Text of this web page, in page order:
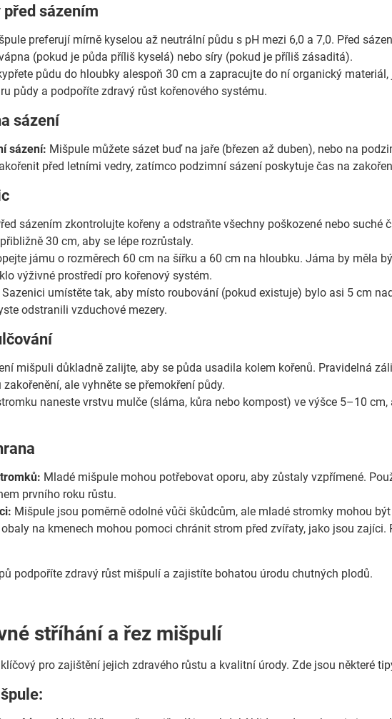
sázením
preferují mírně kyselou až neutrální půdu s pH mezi 6,0 a 7,0. Před
(pokud je půda příliš kyselá) nebo síry (pokud je příliš zásaditá).
půdu do hloubky alespoň 30 cm a zapracujte do ní organický
půdy a podpoříte zdravý růst kořenového systému.
sázení
sázení: Mišpule můžete sázet buď na jaře (březen až duben), nebo na
před letními vedry, zatímco podzimní sázení poskytuje čas na
sázením zkontrolujte kořeny a odstraňte všechny poškozené nebo suché
30 cm, aby se lépe rozrůstaly.
jámu o rozměrech 60 cm na šířku a 60 cm na hloubku. Jáma by měla
výživné prostředí pro kořenový systém.
Sazenici umístěte tak, aby místo roubování (pokud existuje) bylo asi 5 cm
odstranili vzduchové mezery.
mišpuli důkladně zalijte, aby se půda usadila kolem kořenů. Pravidelná
ale vyhněte se přemokření půdy.
naneste vrstvu mulče (sláma, kůra nebo kompost) ve výšce 5–10
Mladé mišpule mohou potřebovat oporu, aby zůstaly vzpřímené.
prvního roku růstu.
Mišpule jsou poměrně odolné vůči škůdcům, ale mladé stromky mohou
na kmenech mohou pomoci chránit strom před zvířaty, jako jsou
podpoříte zdravý růst mišpulí a zajistíte bohatou úrodu chutných plodů.
stříhání a řez mišpulí
pro zajištění jejich zdravého růstu a kvalitní úrody. Zde jsou některé